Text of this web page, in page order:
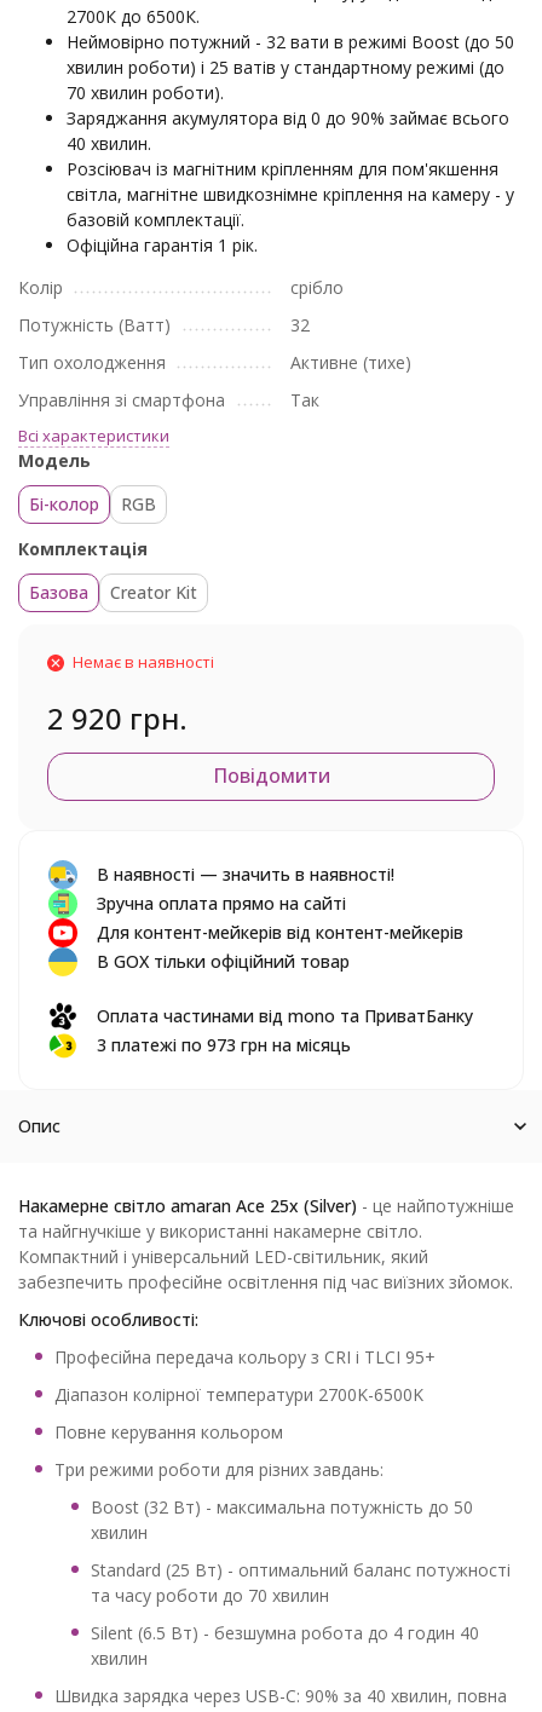
2700К до 6500К.
Неймовірно потужний - 32 вати в режимі Boost (до 50
хвилин роботи) і 25 ватів у стандартному режимі (до
70 хвилин роботи).
Заряджання акумулятора від 0 до 90% займає всього
40 хвилин.
Розсіювач із магнітним кріпленням для пом'якшення
світла, магнітне швидкознімне кріплення на камеру - у
базовій комплектації.
Офіційна гарантія 1 рік.
Колір
срібло
Потужність (Ватт)
32
Тип охолодження
Активне (тихе)
Управління зі смартфона
Так
Всі характеристики
Модель
Бі-колор
RGB
Комплектація
Базова
Creator Kit
Немає в наявності
2 920 грн.
Повідомити
В наявності — значить в наявності!
Зручна оплата прямо на сайті
Для контент-мейкерів від контент-мейкерів
В GOX тільки офіційний товар
Оплата частинами від mono та ПриватБанку
3 платежі по 973 грн на місяць
Опис
Накамерне світло amaran Ace 25x (Silver) - це найпотужніше
та найгнучкіше у використанні накамерне світло.
Компактний і універсальний LED-світильник, який
забезпечить професійне освітлення під час виїзних зйомок.
Ключові особливості:
Професійна передача кольору з CRI і TLCI 95+
Діапазон колірної температури 2700K-6500K
Повне керування кольором
Три режими роботи для різних завдань:
Boost (32 Вт) - максимальна потужність до 50
хвилин
Standard (25 Вт) - оптимальний баланс потужності
та часу роботи до 70 хвилин
Silent (6.5 Вт) - безшумна робота до 4 годин 40
хвилин
Швидка зарядка через USB-C: 90% за 40 хвилин, повна